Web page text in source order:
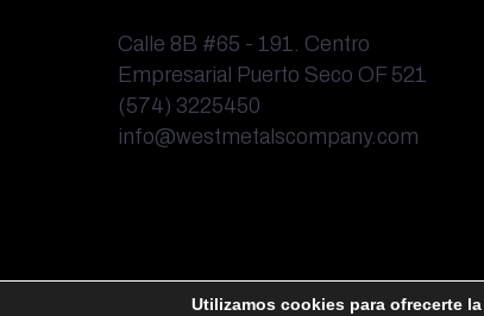
Calle 8B #65 - 191. Centro
Empresarial Puerto Seco OF 521
(574) 3225450
info@westmetalscompany.com
Utilizamos cookies para ofrecerte